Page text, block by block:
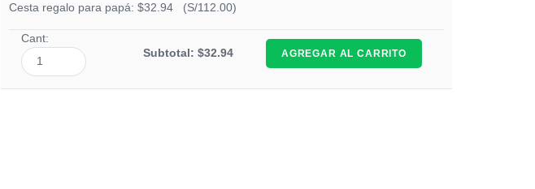
Cesta regalo para papá: $32.94 (S/112.00)
Cant:
Subtotal: $32.94
AGREGAR AL CARRITO